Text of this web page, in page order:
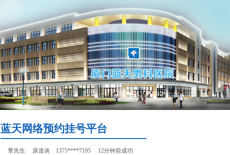
蓝天网络预约挂号平台
陈先生 前列腺 1801****1532 3分钟前成功
陈先生 阳痿 1801****1532 3分钟前成功
林先生 包皮 1383****1857 20分钟前成功
孙先生 早泄 1523****1457 15分钟前成功